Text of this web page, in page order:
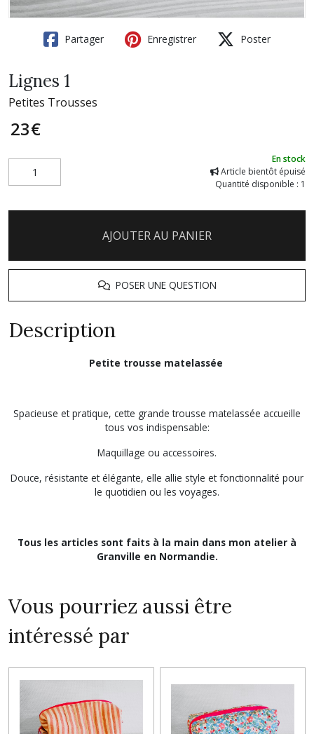
Partager Enregistrer Poster
Lignes 1
Petites Trousses
23€
En stock
Article bientôt épuisé
Quantité disponible : 1
AJOUTER AU PANIER
POSER UNE QUESTION
Description
Petite trousse matelassée
Spacieuse et pratique, cette grande trousse matelassée accueille
tous vos indispensable:
Maquillage ou accessoires.
Douce, résistante et élégante, elle allie style et fonctionnalité pour
le quotidien ou les voyages.
Tous les articles sont faits à la main dans mon atelier à
Granville en Normandie.
Vous pourriez aussi être
intéressé par